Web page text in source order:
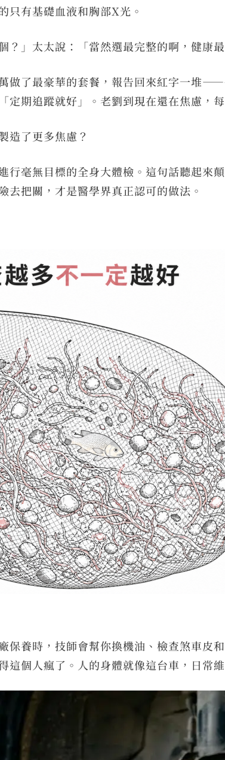
有基礎血液和胸部X光。
」太太說：「當然選最完整的啊，健康最
做了最豪華的套餐，報告回來紅字一堆
期追蹤就好」。老劉到現在還在焦慮，
造了更多焦慮？
行毫無目標的全身大體檢。這句話聽起來
把關，才是醫學界真正認可的做法。
保養時，技師會幫你換機油、檢查煞車皮
個人瘋了。人的身體就像這台車，日常